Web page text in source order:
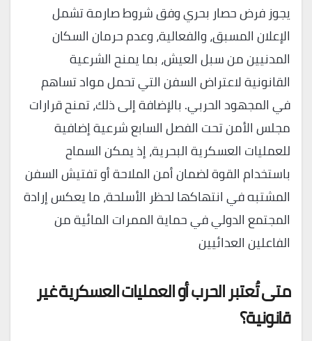
يجوز فرض حصار بحري وفق شروط صارمة تشمل
الإعلان المسبق، والفعالية، وعدم حرمان السكان
المدنيين من سبل العيش، بما يمنح الشرعية
القانونية لاعتراض السفن التي تحمل مواد تساهم
في المجهود الحربي. بالإضافة إلى ذلك، تمنح قرارات
مجلس الأمن تحت الفصل السابع شرعية إضافية
للعمليات العسكرية البحرية، إذ يمكن السماح
باستخدام القوة لضمان أمن الملاحة أو تفتيش السفن
المشتبه في انتهاكها لحظر الأسلحة، ما يعكس إرادة
المجتمع الدولي في حماية الممرات المائية من
الفاعلين العدائيين
متى تُعتبر الحرب أو العمليات العسكرية غير
قانونية؟